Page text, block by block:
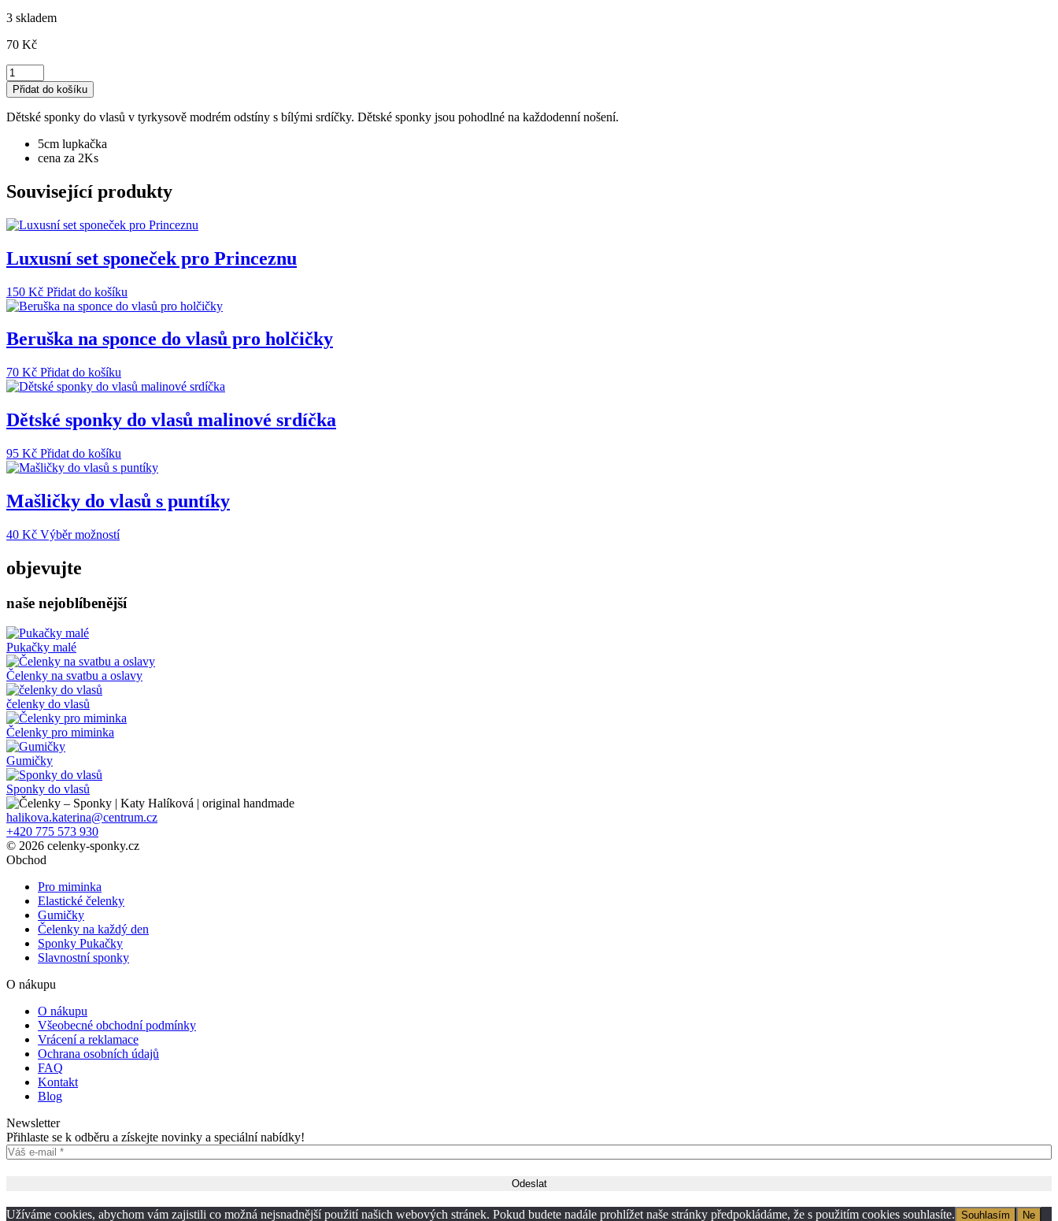
3 skladem
70 Kč
dětské
sponky
do
vlasů
srdíčky
Přidat do košíku
Dětské sponky do vlasů v tyrkysově modrém odstíny s bílými srdíčky. Dětské sponky jsou pohodlné na každodenní nošení.
5cm lupkačka
cena za 2Ks
Související produkty
Luxusní set sponeček pro Princeznu
150 Kč Přidat do košíku
Beruška na sponce do vlasů pro holčičky
70 Kč Přidat do košíku
Dětské sponky do vlasů malinové srdíčka
95 Kč Přidat do košíku
Mašličky do vlasů s puntíky
40 Kč Výběr možnostíTento
Možnosti
stránce
produktu
objevujte
naše nejoblíbenější
Pukačky malé
Čelenky na svatbu a oslavy
čelenky do vlasů
Čelenky pro miminka
Gumičky
Sponky do vlasů
halikova.katerina@centrum.cz
+420 775 573 930
© 2026 celenky-sponky.cz
Obchod
Pro miminka
Elastické čelenky
Gumičky
Čelenky na každý den
Sponky Pukačky
Slavnostní sponky
O nákupu
O nákupu
Všeobecné obchodní podmínky
Vrácení a reklamace
Ochrana osobních údajů
FAQ
Kontakt
Blog
Newsletter
Přihlaste se k odběru a získejte novinky a speciální nabídky!
Užíváme cookies, abychom vám zajistili co možná nejsnadnější použití našich webových stránek. Pokud budete nadále prohlížet naše stránky předpokládáme, že s použitím cookies souhlasíte. Souhlasím Ne